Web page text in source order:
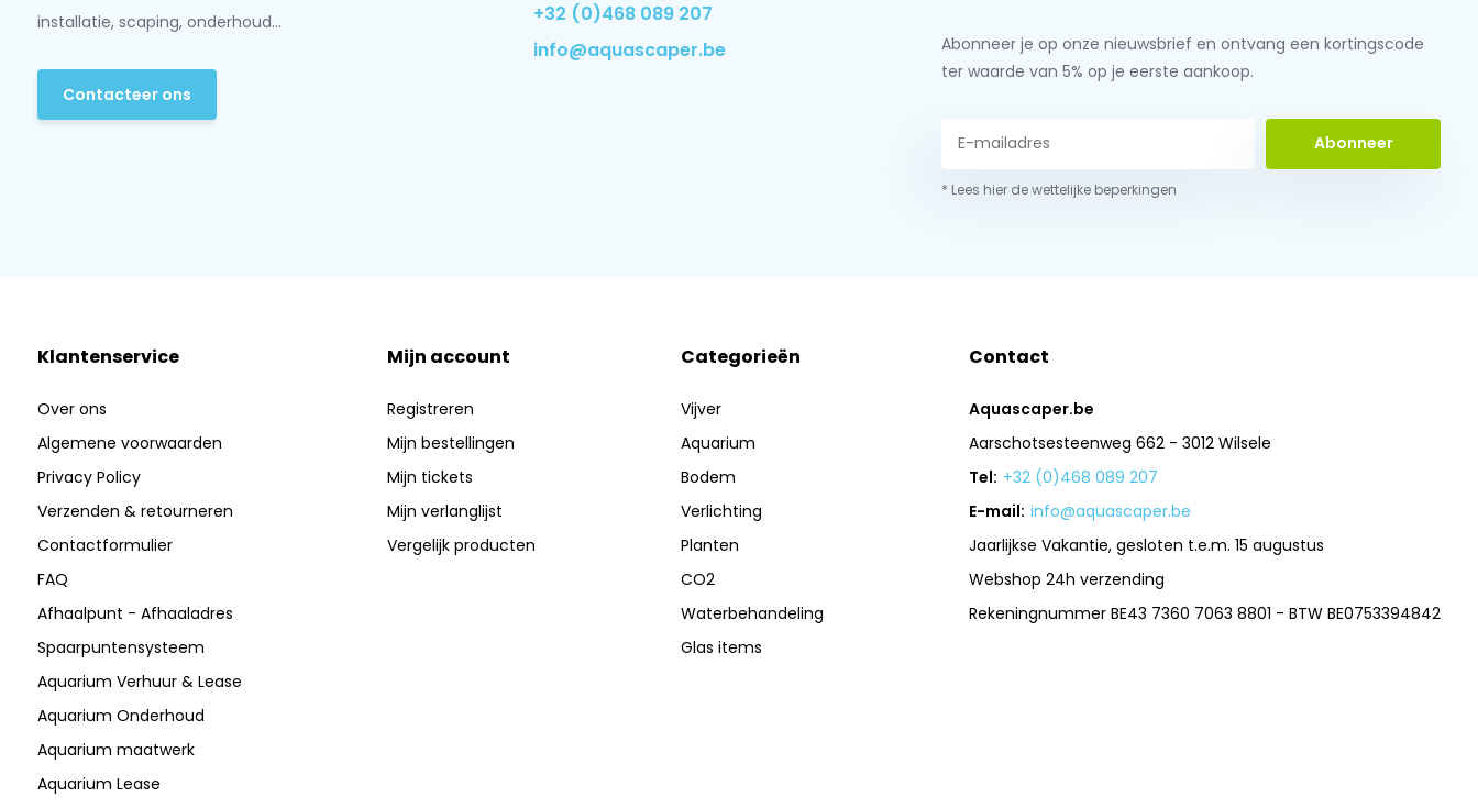
installatie, scaping, onderhoud...
Contacteer ons
+32 (0)468 089 207
info@aquascaper.be
Abonneer je op onze nieuwsbrief en ontvang een kortingscode
ter waarde van 5% op je eerste aankoop.
Abonneer
* Lees hier de wettelijke beperkingen
Klantenservice
Over ons
Algemene voorwaarden
Privacy Policy
Verzenden & retourneren
Contactformulier
FAQ
Afhaalpunt - Afhaaladres
Spaarpuntensysteem
Aquarium Verhuur & Lease
Aquarium Onderhoud
Aquarium maatwerk
Aquarium Lease
Mijn account
Registreren
Mijn bestellingen
Mijn tickets
Mijn verlanglijst
Vergelijk producten
Categorieën
Vijver
Aquarium
Bodem
Verlichting
Planten
CO2
Waterbehandeling
Glas items
Contact
Aquascaper.be
Aarschotsesteenweg 662 - 3012 Wilsele
Tel: +32 (0)468 089 207
E-mail: info@aquascaper.be
Jaarlijkse Vakantie, gesloten t.e.m. 15 augustus
Webshop 24h verzending
Rekeningnummer BE43 7360 7063 8801 - BTW BE0753394842